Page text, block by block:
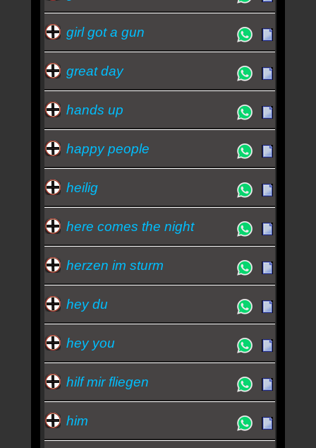
girl got a gun
great day
hands up
happy people
heilig
here comes the night
herzen im sturm
hey du
hey you
hilf mir fliegen
him